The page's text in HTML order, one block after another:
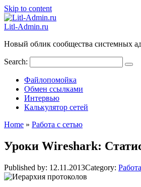
Skip to content
Litl-Admin.ru
Новый облик сообщества системных
Search:
Файлопомойка
Обмен ссылками
Интервью
Калькулятор сетей
Home » Работа с сетью
Уроки Wireshark:
Published by: 12.11.2013Category: